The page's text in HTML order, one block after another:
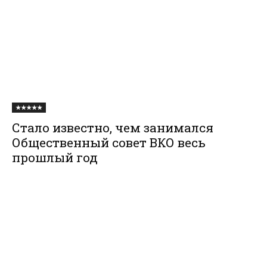
★★★★★
Стало известно, чем занимался
Общественный совет ВКО весь
прошлый год